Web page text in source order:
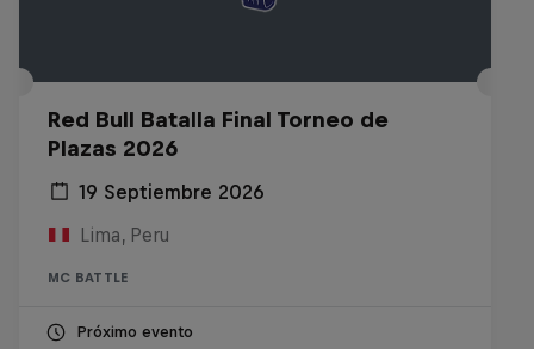
Red Bull Batalla Final Torneo de
Plazas 2026
19 Septiembre 2026
Lima, Peru
MC BATTLE
Próximo evento